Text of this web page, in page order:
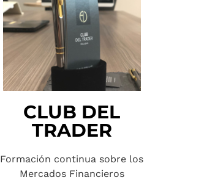
CLUB DEL
TRADER
Formación continua sobre los
Mercados Financieros